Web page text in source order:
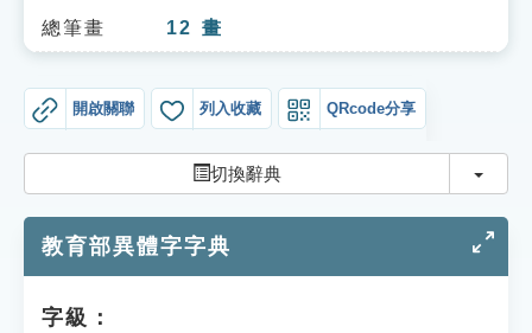
單字索引
貓頭鷹博士
總筆畫 12 畫
開啟關聯 列入收藏 QRcode分享
切換辭典 切換
教育部異體字字典
字級：